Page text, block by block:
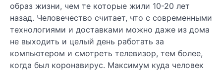
образ жизни, чем те которые жили 10-20 лет
назад. Человечество считает, что с современными
технологиями и доставками можно даже из дома
не выходить и целый день работать за
компьютером и смотреть телевизор, тем более,
когда был коронавирус. Максимум куда человек